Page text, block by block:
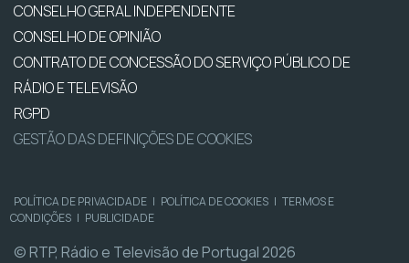
CONSELHO GERAL INDEPENDENTE
CONSELHO DE OPINIÃO
CONTRATO DE CONCESSÃO DO SERVIÇO PÚBLICO DE
RÁDIO E TELEVISÃO
RGPD
GESTÃO DAS DEFINIÇÕES DE COOKIES
POLÍTICA DE PRIVACIDADE | POLÍTICA DE COOKIES | TERMOS E
CONDIÇÕES | PUBLICIDADE
© RTP, Rádio e Televisão de Portugal 2026